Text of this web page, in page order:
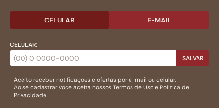
CELULAR E-MAIL
CELULAR:
SALVAR
Aceito receber notificações e ofertas por e-mail ou celular.
Ao se cadastrar você aceita nossosTermos de Usoe Politica de
Privacidade.